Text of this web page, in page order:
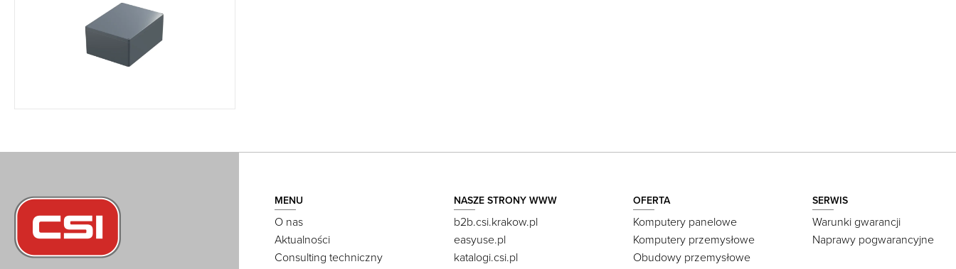
MENU
O nas
Aktualności
Consulting techniczny
NASZE STRONY WWW
b2b.csi.krakow.pl
easyuse.pl
katalogi.csi.pl
OFERTA
Komputery panelowe
Komputery przemysłowe
Obudowy przemysłowe
SERWIS
Warunki gwarancji
Naprawy pogwarancyjne